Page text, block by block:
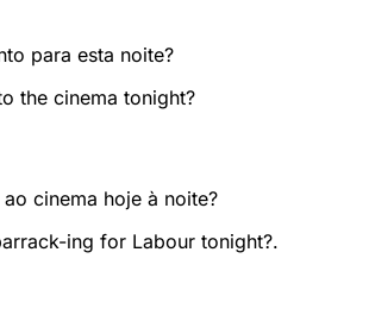
para esta noite?
the cinema tonight?
cinema hoje à noite?
ing for Labour tonight?.